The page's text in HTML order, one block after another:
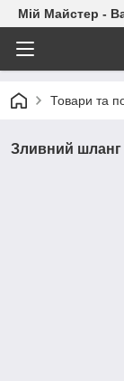
Мій Майстер -
Товари та
Зливний шланг